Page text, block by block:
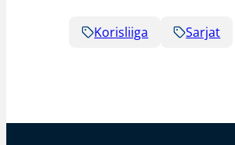
Korisliiga Sarjat